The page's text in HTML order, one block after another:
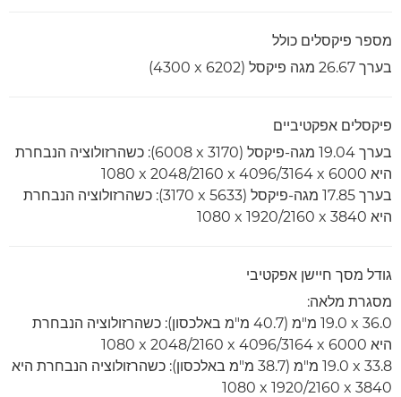
מספר פיקסלים כולל
בערך 26.67 מגה פיקסל (6202 x‏ 4300)
פיקסלים אפקטיביים
בערך 19.04 מגה-פיקסל (‎6008 x 3170):‏ כשהרזולוציה הנבחרת
היא 6000 x‏ 3164‏/4096 x‏ 2160‏/2048 x‏ 1080
בערך 17.85 מגה-פיקסל (5633 x‏ 3170)‏: כשהרזולוציה הנבחרת
היא 3840 x‏ 2160‏/1920 x‏ 1080
גודל מסך חיישן אפקטיבי
מסגרת מלאה:
36.0 x‏ 19.0 מ"מ (40.7 מ"מ באלכסון): כשהרזולוציה הנבחרת
היא 6000 x‏ 3164‏/4096 x‏ 2160‏/2048 x‏ 1080
33.8 x‏ 19.0 מ"מ (38.7 מ"מ באלכסון): כשהרזולוציה הנבחרת היא
3840 x‏ 2160‏/1920 x‏ 1080